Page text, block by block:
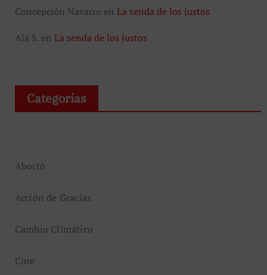
Concepción Navarro en La senda de los justos
Ala S.en La senda de los justos
Categorías
Aborto
Acción de Gracias
Cambio Climático
Cine